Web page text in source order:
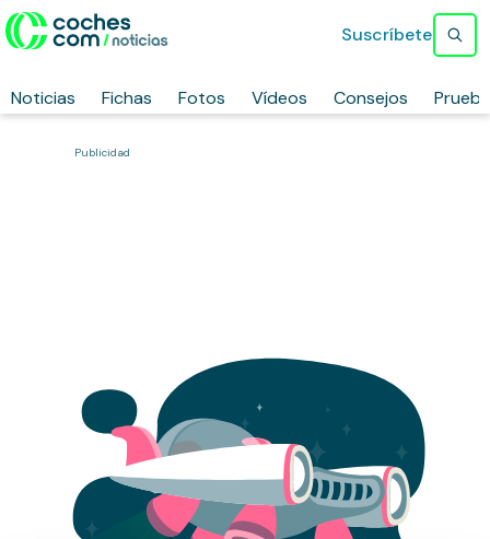
Noticias Fichas Fotos Vídeos Consejos
Suscríbete
Publicidad